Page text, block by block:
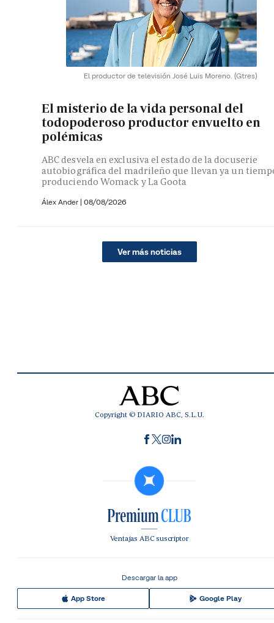
El productor de televisión José Luis Moreno. (Gtres)
El misterio de la vida personal del
todopoderoso productor envuelto en
polémicas
ABC desvela en exclusiva el estado de la docuserie
autobiográfica del madrileño que llevan ya un
produciendo Womack y La Goota
Álex Ander | 08/08/2026
Ver más noticias
Copyright © DIARIO ABC, S.L.U.
Ventajas ABC suscriptor
Descargar la app
App Store Google Play